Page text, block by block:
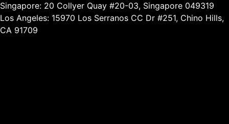
Singapore: 20 Collyer Quay #20-03, Singapore 049319
Los Angeles: 15970 Los Serranos CC Dr #251, Chino Hills,
CA 91709